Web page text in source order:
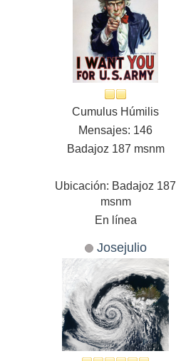
Cumulus Húmilis
Mensajes: 146
Badajoz 187 msnm
Ubicación: Badajoz 187
msnm
En línea
Josejulio